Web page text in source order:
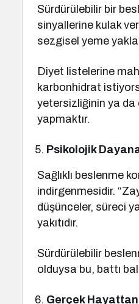
Sürdürülebilir bir
sinyallerine kulak
sezgisel yeme
Diyet listelerine
karbonhidrat
yetersizliğinin ya da
yapmaktır.
Psikolojik
Sağlıklı beslenme
indirgenmesidir.
düşünceler, süreci
yakıtıdır.
Sürdürülebilir
olduysa bu, battı
Gerçek